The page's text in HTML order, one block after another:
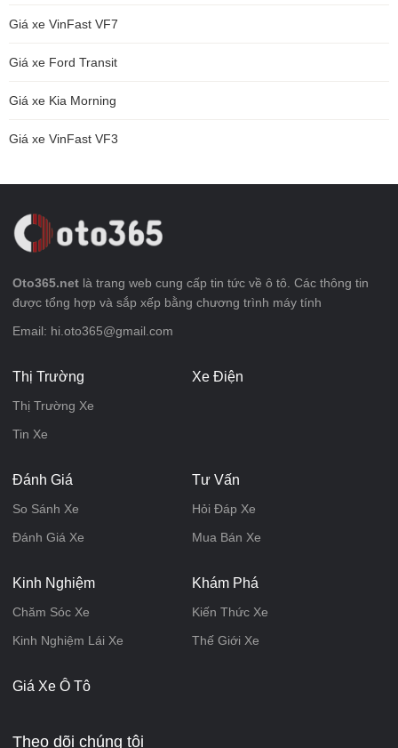
Giá xe VinFast VF7
Giá xe Ford Transit
Giá xe Kia Morning
Giá xe VinFast VF3
Oto365.net là trang web cung cấp tin tức về ô tô. Các thông tin
được tổng hợp và sắp xếp bằng chương trình máy tính
Email: hi.oto365@gmail.com
Thị Trường
Thị Trường Xe
Tin Xe
Xe Điện
Đánh Giá
So Sánh Xe
Đánh Giá Xe
Tư Vấn
Hỏi Đáp Xe
Mua Bán Xe
Kinh Nghiệm
Chăm Sóc Xe
Kinh Nghiệm Lái Xe
Khám Phá
Kiến Thức Xe
Thế Giới Xe
Giá Xe Ô Tô
Theo dõi chúng tôi